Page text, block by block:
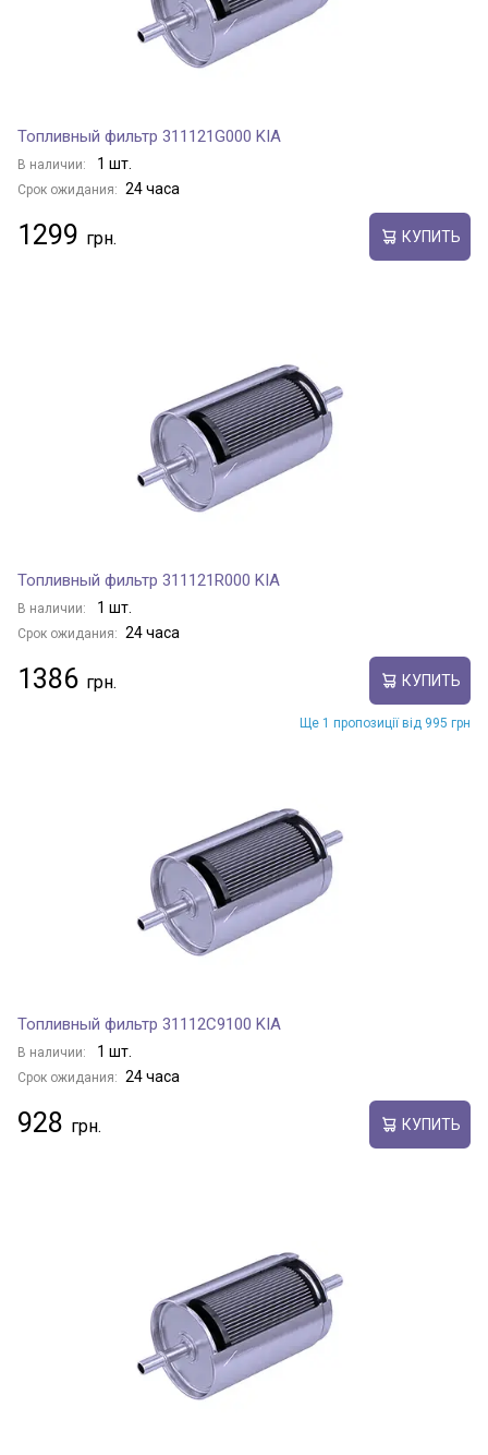
Топливный фильтр 311121G000 KIA
В наличии: 1 шт.
Срок ожидания: 24 часа
1299 КУПИТЬ
Топливный фильтр 311121R000 KIA
В наличии: 1 шт.
Срок ожидания: 24 часа
1386 КУПИТЬ
Ще 1 пропозиції від 995 грн
Топливный фильтр 31112C9100 KIA
В наличии: 1 шт.
Срок ожидания: 24 часа
928 КУПИТЬ